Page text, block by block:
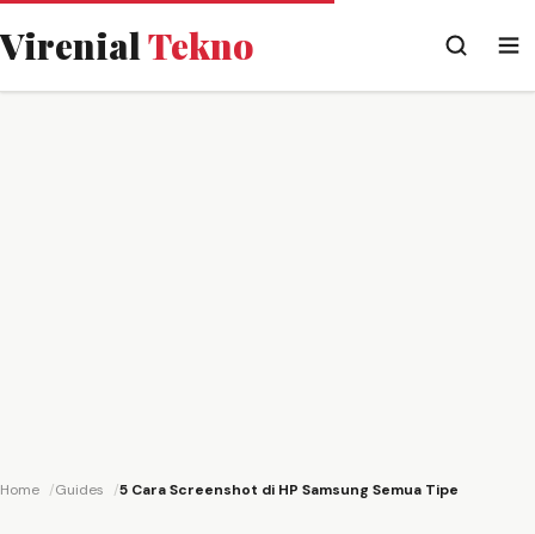
VirenialTekno
Home Guides 5 Cara Screenshot di HP Samsung Semua Tipe